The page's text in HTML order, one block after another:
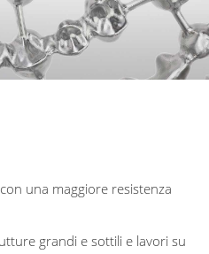
una maggiore resistenza
grandi e sottili e lavori su